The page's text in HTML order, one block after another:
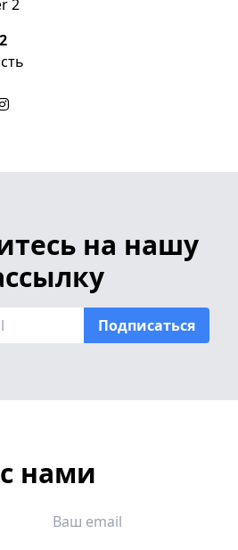
на нашу
Подписаться
нами